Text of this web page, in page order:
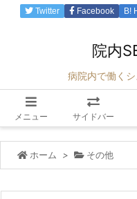
院内
病院内で働く
メニュー サイドバー
Twitter Facebook B!
ホーム > その他